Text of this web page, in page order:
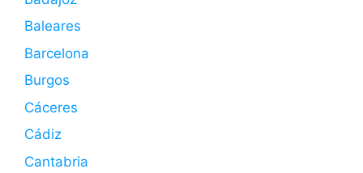
Baleares
Barcelona
Burgos
Cáceres
Cádiz
Cantabria